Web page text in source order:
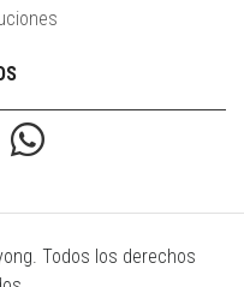
Todos los derechos